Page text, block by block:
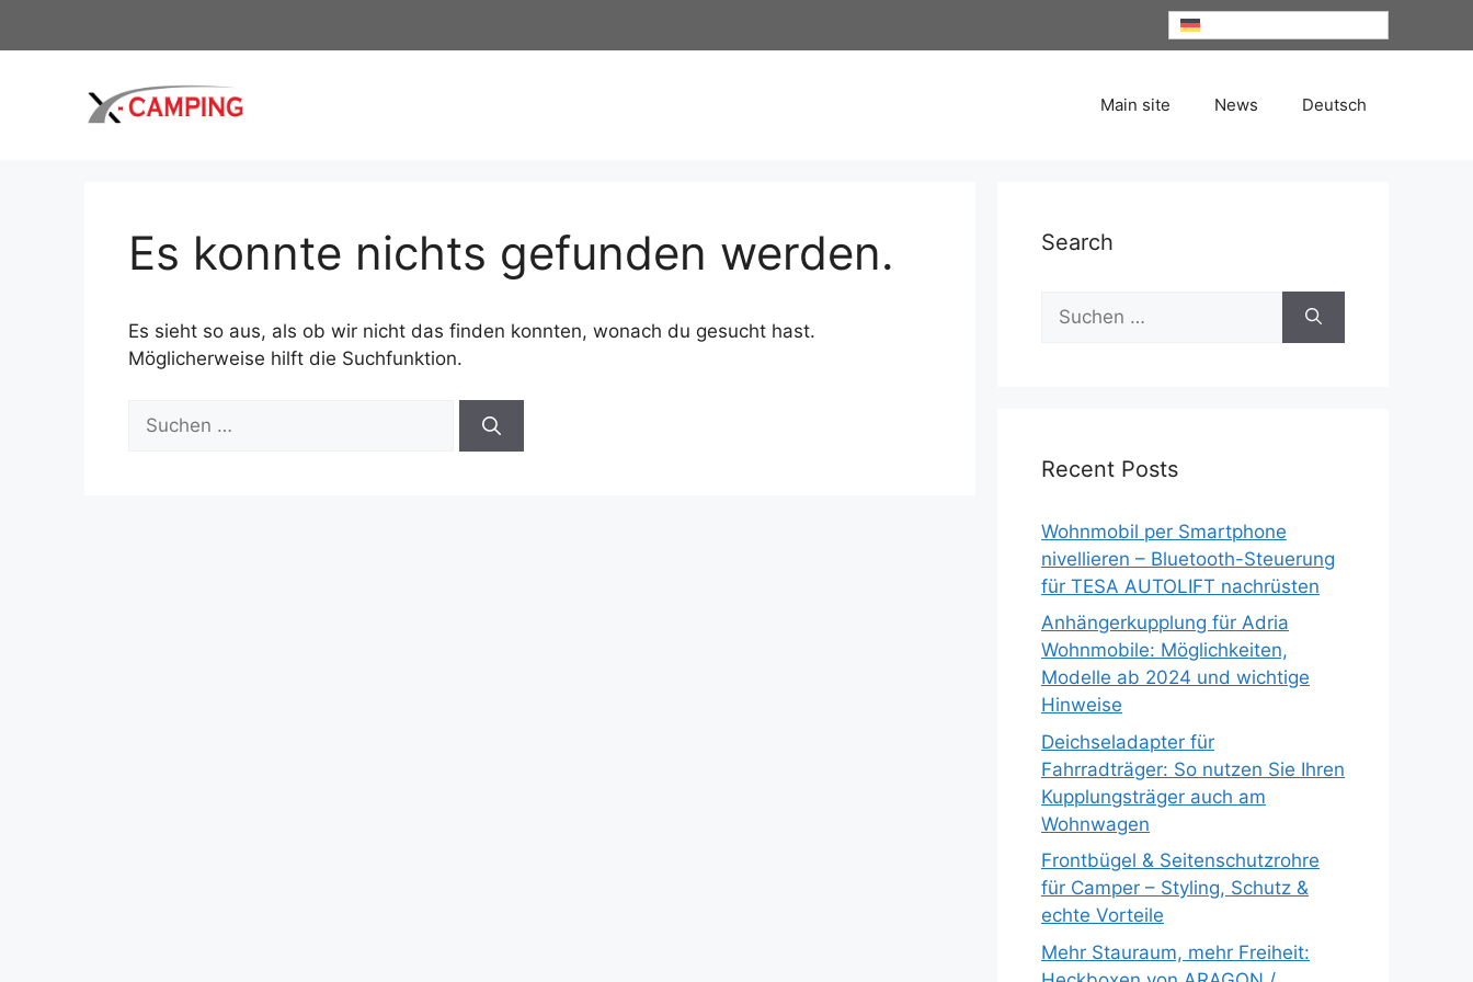
Main site News Deutsch
Es konnte nichts gefunden werden.
Es sieht so aus, als ob wir nicht das finden konnten, wonach du gesucht hast.
Möglicherweise hilft die Suchfunktion.
Suche
nach:
Search
nach:
Recent Posts
Wohnmobil per Smartphone
nivellieren – Bluetooth-Steuerung
für TESA AUTOLIFT nachrüsten
Anhängerkupplung für Adria
Wohnmobile: Möglichkeiten,
Modelle ab 2024 und wichtige
Hinweise
Deichseladapter für
Fahrradträger: So nutzen Sie Ihren
Kupplungsträger auch am
Wohnwagen
Frontbügel & Seitenschutzrohre
für Camper – Styling, Schutz &
echte Vorteile
Mehr Stauraum, mehr Freiheit: